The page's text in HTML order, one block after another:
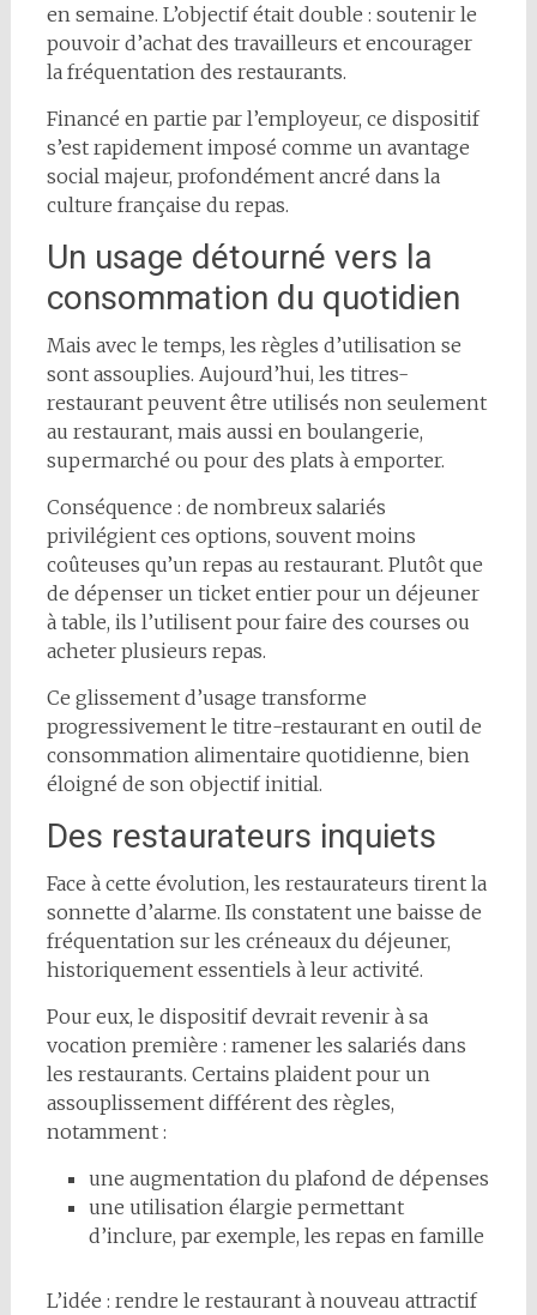
en semaine. L’objectif était double : soutenir le
pouvoir d’achat des travailleurs et encourager
la fréquentation des restaurants.
Financé en partie par l’employeur, ce dispositif
s’est rapidement imposé comme un avantage
social majeur, profondément ancré dans la
culture française du repas.
Un usage détourné vers la
consommation du quotidien
Mais avec le temps, les règles d’utilisation se
sont assouplies. Aujourd’hui, les titres-
restaurant peuvent être utilisés non seulement
au restaurant, mais aussi en boulangerie,
supermarché ou pour des plats à emporter.
Conséquence : de nombreux salariés
privilégient ces options, souvent moins
coûteuses qu’un repas au restaurant. Plutôt que
de dépenser un ticket entier pour un déjeuner
à table, ils l’utilisent pour faire des courses ou
acheter plusieurs repas.
Ce glissement d’usage transforme
progressivement le titre-restaurant en outil de
consommation alimentaire quotidienne, bien
éloigné de son objectif initial.
Des restaurateurs inquiets
Face à cette évolution, les restaurateurs tirent la
sonnette d’alarme. Ils constatent une baisse de
fréquentation sur les créneaux du déjeuner,
historiquement essentiels à leur activité.
Pour eux, le dispositif devrait revenir à sa
vocation première : ramener les salariés dans
les restaurants. Certains plaident pour un
assouplissement différent des règles,
notamment :
une augmentation du plafond de dépenses
une utilisation élargie permettant
d’inclure, par exemple, les repas en famille
L’idée : rendre le restaurant à nouveau attractif